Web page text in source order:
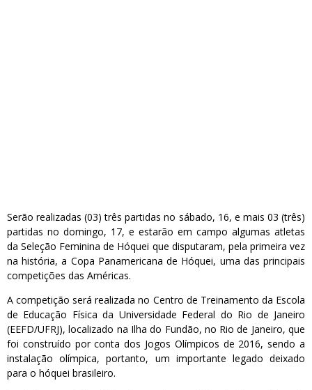
Serão realizadas (03) três partidas no sábado, 16, e mais 03 (três)
partidas no domingo, 17, e estarão em campo algumas atletas
da Seleção Feminina de Hóquei que disputaram, pela primeira vez
na história, a Copa Panamericana de Hóquei, uma das principais
competições das Américas.
A competição será realizada no Centro de Treinamento da Escola
de Educação Física da Universidade Federal do Rio de Janeiro
(EEFD/UFRJ), localizado na Ilha do Fundão, no Rio de Janeiro, que
foi construído por conta dos Jogos Olímpicos de 2016, sendo a
instalação olímpica, portanto, um importante legado deixado
para o hóquei brasileiro.